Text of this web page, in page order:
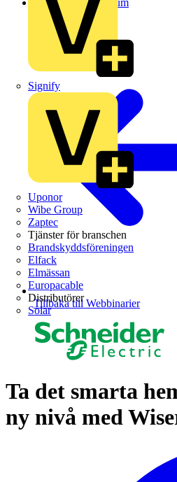
Signify
Uponor
Wibe Group
Zaptec
Tjänster för branschen
Brandskyddsföreningen
Elfack
Elmässan
Europacable
Distributörer
Solar
Tillbaka till Webbinarier
Ta det smarta
ny nivå med